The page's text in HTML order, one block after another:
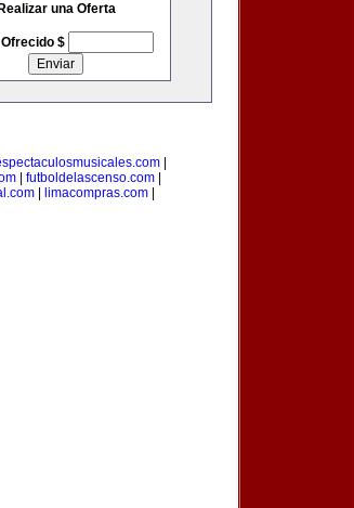
Realizar una Oferta
$
| futboldelascenso.com|
| limacompras.com|